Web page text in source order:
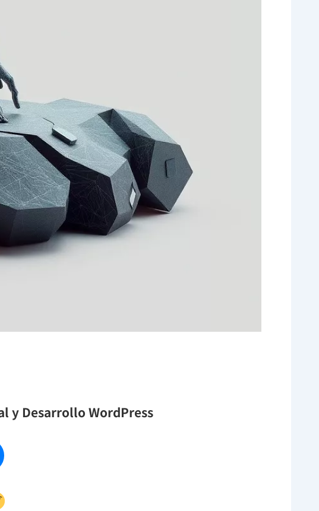
y Desarrollo WordPress